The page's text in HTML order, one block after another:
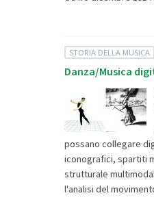
STORIA DELLA MUSICA
Danza/Musica
possano collegare
iconografici, spartiti
strutturale
l'analisi del